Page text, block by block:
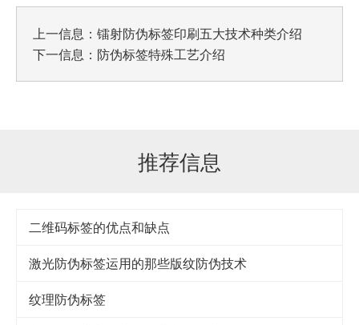
上一信息： 镭射防伪标签印刷五大技术种类介绍
下一信息： 防伪标签特殊工艺介绍
推荐信息
二维码标签的优点和缺点
激光防伪标签运用的那些版纹防伪技术
纹理防伪标签